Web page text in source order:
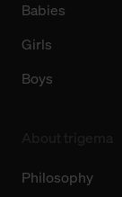
Babies
Girls
Boys
Philosophy